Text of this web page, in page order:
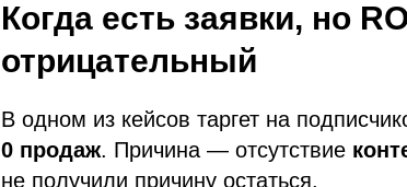
Когда есть заявки, но
отрицательный
В одном из кейсов таргет на
0 продаж. Причина — отсутствие
не получили причину остаться.